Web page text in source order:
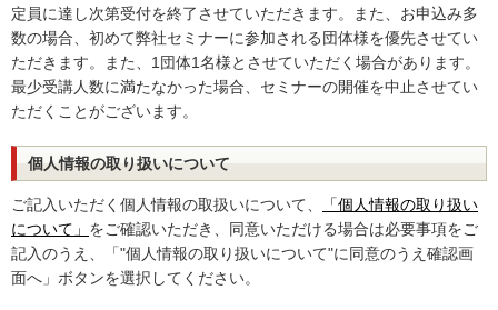
定員に達し次第受付を終了させていただきます。また、お申込み多
数の場合、初めて弊社セミナーに参加される団体様を優先させてい
ただきます。また、1団体1名様とさせていただく場合があります。
最少受講人数に満たなかった場合、セミナーの開催を中止させてい
ただくことがございます。
個人情報の取り扱いについて
ご記入いただく個人情報の取扱いについて、
「個人情報の取り扱い
について」 をご確認いただき、同意いただける場合は必要事項をご
記入のうえ、「"個人情報の取り扱いについて"に同意のうえ確認画
面へ」ボタンを選択してください。